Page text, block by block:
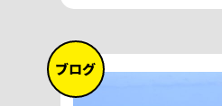
ブログ